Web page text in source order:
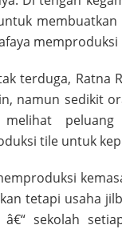
terduga, Ratna
namun sedikit
melihat
tile untuk
tetapi usaha
â€“ sekolah